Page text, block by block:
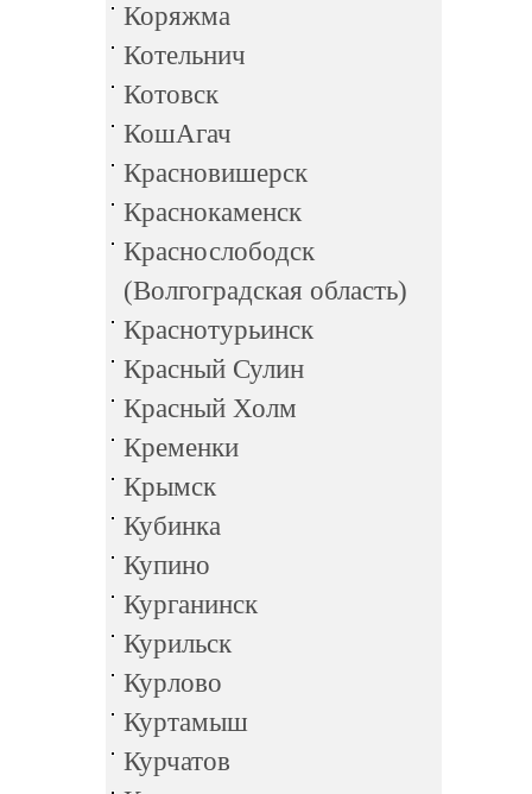
Коряжма
Котельнич
Котовск
КошАгач
Красновишерск
Краснокаменск
Краснослободск
(Волгоградская область)
Краснотурьинск
Красный Сулин
Красный Холм
Кременки
Крымск
Кубинка
Купино
Курганинск
Курильск
Курлово
Куртамыш
Курчатов